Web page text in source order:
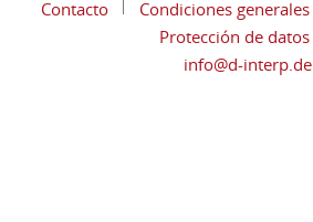
Contacto Condiciones generales
Protección de datos
info@d-interp.de